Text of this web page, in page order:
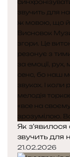
Як
звучить для
21.02.2026